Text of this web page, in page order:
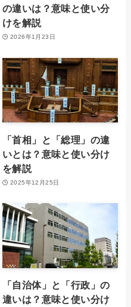
の違いは？意味と使い分
けを解説
2026年1月23日
「首相」と「総理」の違
いとは？意味と使い分け
を解説
2025年12月25日
「自治体」と「行政」の
違いは？意味と使い分け